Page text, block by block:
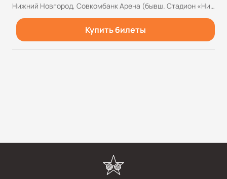
Нижний Новгород, Совкомбанк Арена (бывш. Стадион «Нижний Новгород»)
Купить билеты